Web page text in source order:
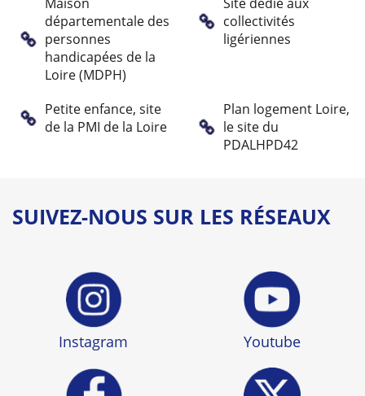
départementale des
personnes
handicapées de la
Loire (MDPH)
collectivités
ligériennes
Petite enfance, site
de la PMI de la Loire
Plan logement Loire,
le site du
PDALHPD42
SUIVEZ-NOUS SUR LES RÉSEAUX
Instagram Youtube